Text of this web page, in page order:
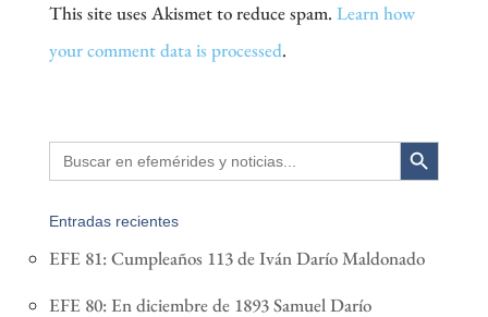
This site uses Akismet to reduce spam. Learn how
your comment data is processed.
Search
for:
Search Button
Entradas recientes
EFE 81: Cumpleaños 113 de Iván Darío Maldonado
EFE 80: En diciembre de 1893 Samuel Darío